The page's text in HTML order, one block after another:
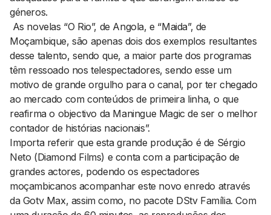
géneros.
As novelas “O Rio”, de Angola, e “Maida”, de
Moçambique, são apenas dois dos exemplos resultantes
desse talento, sendo que, a maior parte dos programas
têm ressoado nos telespectadores, sendo esse um
motivo de grande orgulho para o canal, por ter chegado
ao mercado com conteúdos de primeira linha, o que
reafirma o objectivo da Maningue Magic de ser o melhor
contador de histórias nacionais”.
Importa referir que esta grande produção é de Sérgio
Neto (Diamond Films) e conta com a participação de
grandes actores, podendo os espectadores
moçambicanos acompanhar este novo enredo através
da Gotv Max, assim como, no pacote DStv Família. Com